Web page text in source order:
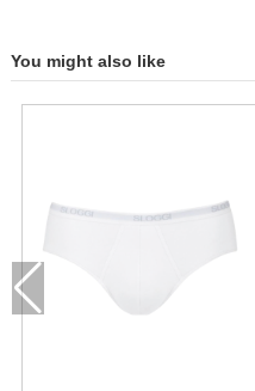
You might also like